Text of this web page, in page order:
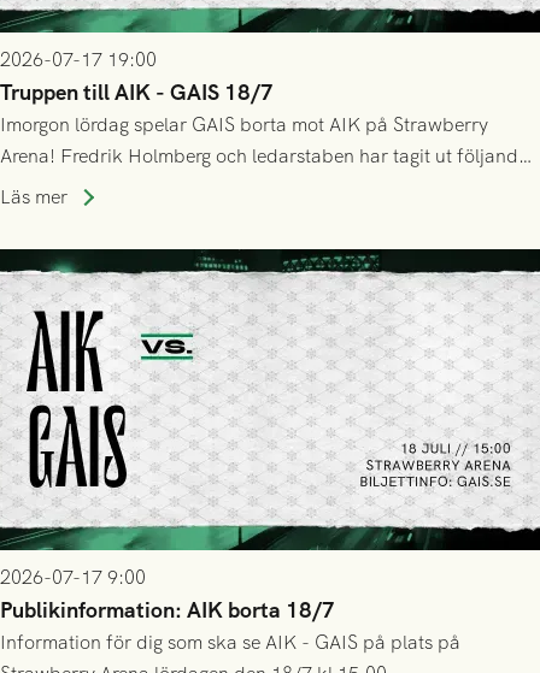
2026-07-17 19:00
Truppen till AIK - GAIS 18/7
Imorgon lördag spelar GAIS borta mot AIK på Strawberry
Arena! Fredrik Holmberg och ledarstaben har tagit ut följande
trupp till matchen:
Läs mer
2026-07-17 9:00
Publikinformation: AIK borta 18/7
Information för dig som ska se AIK - GAIS på plats på